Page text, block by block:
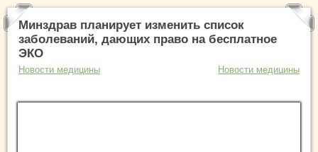
Минздрав планирует изменить список
заболеваний, дающих право на бесплатное
ЭКО
Новости медицины Новости медицины